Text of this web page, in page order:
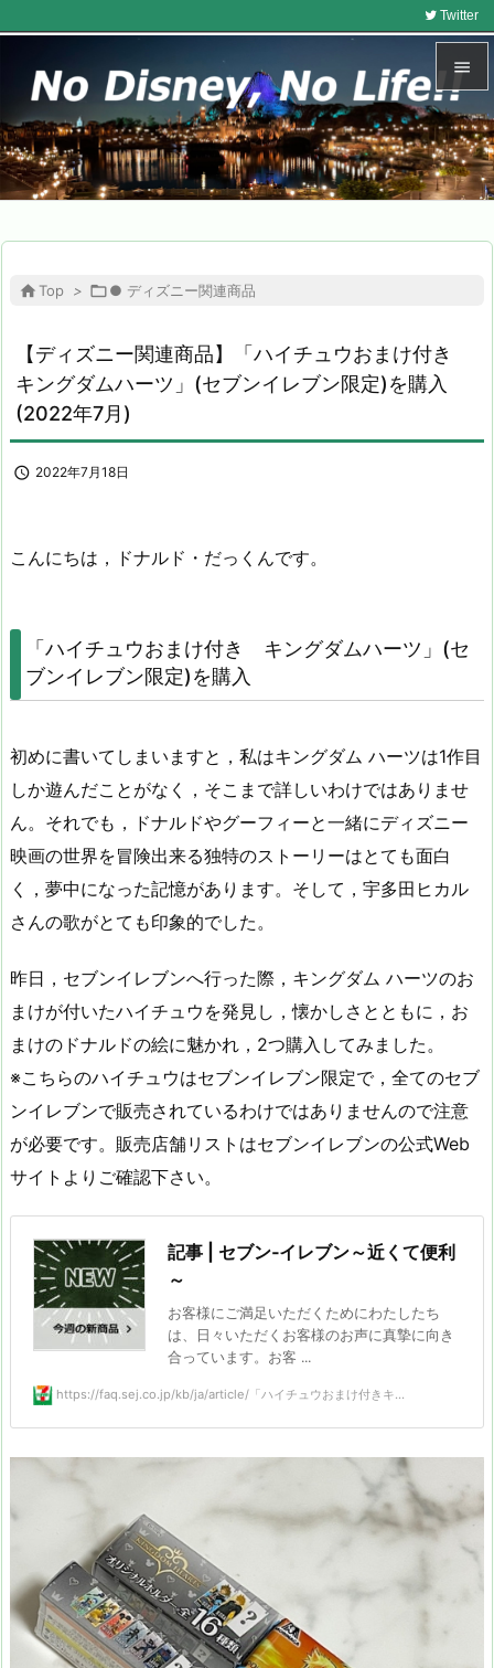


メニュ

サイド
Twitter
Top > ● ディズニー関連商品
【ディズニー関連商品】「ハイチュウおまけ付き
キングダムハーツ」(セブンイレブン限定)を購入
(2022年7月)
 2022年7月18日
こんにちは，ドナルド・だっくんです。
「ハイチュウおまけ付き キングダムハーツ」(セ
ブンイレブン限定)を購入
初めに書いてしまいますと，私はキングダム ハーツは1作目
しか遊んだことがなく，そこまで詳しいわけではありませ
ん。それでも，ドナルドやグーフィーと一緒にディズニー
映画の世界を冒険出来る独特のストーリーはとても面白
く，夢中になった記憶があります。そして，宇多田ヒカル
さんの歌がとても印象的でした。
昨日，セブンイレブンへ行った際，キングダム ハーツのお
まけが付いたハイチュウを発見し，懐かしさとともに，お
まけのドナルドの絵に魅かれ，2つ購入してみました。
※こちらのハイチュウはセブンイレブン限定で，全てのセブ
ンイレブンで販売されているわけではありませんので注意
が必要です。販売店舗リストはセブンイレブンの公式Web
サイトよりご確認下さい。
記事 | セブン‐イレブン～近くて便利
～
お客様にご満⾜いただくためにわたしたち
は、日々いただくお客様のお声に真摯に向き
合っています。お客 ...
https://faq.sej.co.jp/kb/ja/article/「ハイチュウおまけ付きキ...